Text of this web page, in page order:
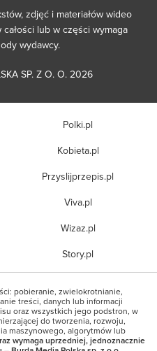
zdjęć i materiałów wideo
lub w części wymaga
wydawcy.
SP. Z O. O. 2026
Polki.pl
Kobieta.pl
Przyslijprzepis.pl
Viva.pl
Wizaz.pl
Story.pl
pobieranie, zwielokrotnianie,
treści, danych lub informacji
oraz wszystkich jego podstron, w
do tworzenia, rozwoju,
maszynowego, algorytmów lub
wymaga uprzedniej, jednoznacznie